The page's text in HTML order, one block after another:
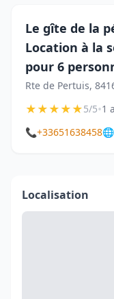
Le gîte de la
Location à la
pour 6
Rte de Pertuis,
★★★★★5/5•1
📞+33651638458🌐
Localisation